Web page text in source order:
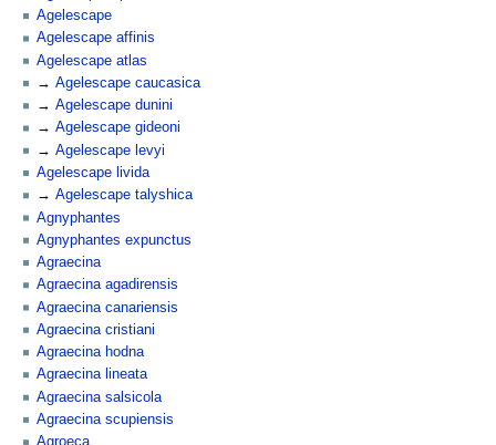
Agelescape
Agelescape affinis
Agelescape atlas
Agelescape caucasica
Agelescape dunini
Agelescape gideoni
Agelescape levyi
Agelescape livida
Agelescape talyshica
Agnyphantes
Agnyphantes expunctus
Agraecina
Agraecina agadirensis
Agraecina canariensis
Agraecina cristiani
Agraecina hodna
Agraecina lineata
Agraecina salsicola
Agraecina scupiensis
Agroeca